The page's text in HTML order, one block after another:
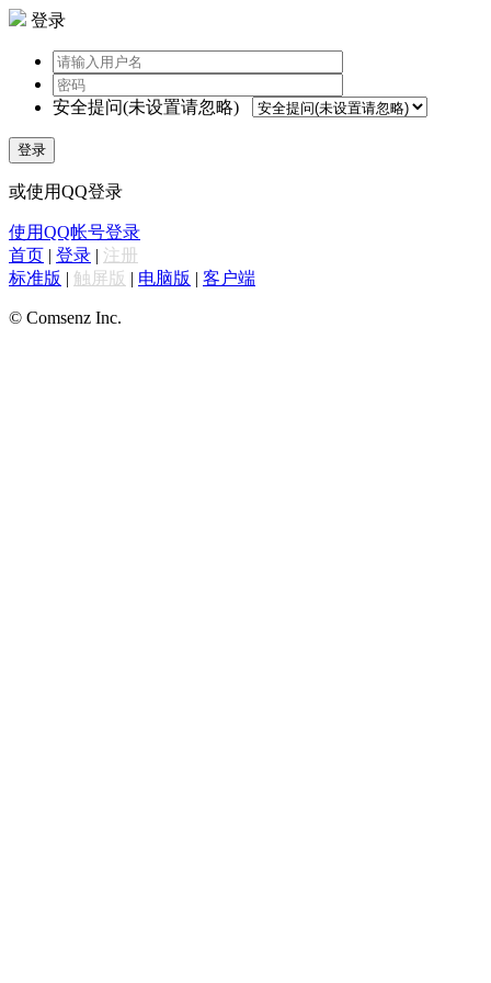
登录
安全提问(未设置请忽略)
登录
或使用QQ登录
使用QQ帐号登录
首页 | 登录 | 注册
标准版 | 触屏版 | 电脑版 | 客户端
© Comsenz Inc.